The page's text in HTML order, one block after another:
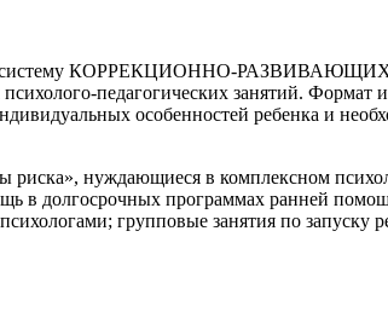
в систему КОРРЕКЦИОННО-РАЗВИВАЮЩИХ
педагогических занятий. Формат
особенностей ребенка и
нуждающиеся в комплексном
в долгосрочных программах ранней
групповые занятия по